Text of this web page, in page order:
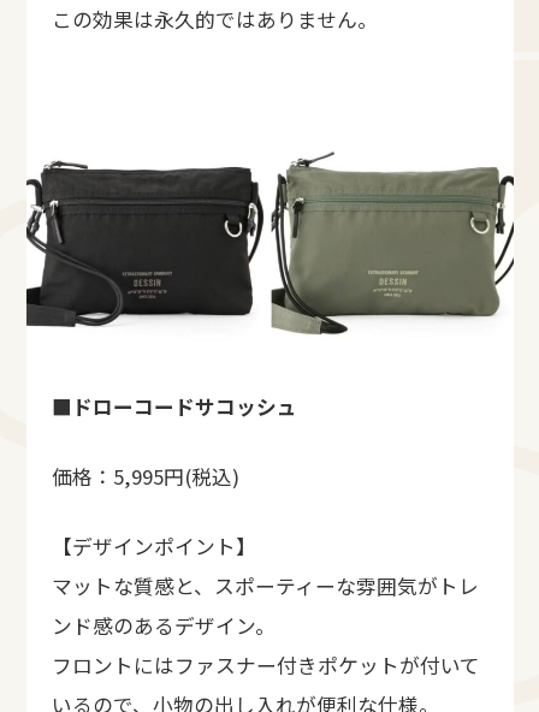
この効果は永久的ではありません。
■ ドローコードサコッシュ
価格：5,995円(税込)
【デザインポイント】
マットな質感と、スポーティーな雰囲気がトレ
ンド感のあるデザイン。
フロントにはファスナー付きポケットが付いて
いるので、小物の出し入れが便利な仕様。